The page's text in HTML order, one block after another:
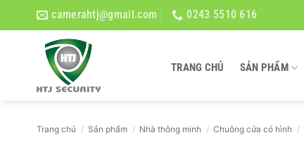
camerahtj@gmail.com 0243 5510 616
TRANG CHỦ SẢN PHẨM
Trang chủ / Sản phẩm / Nhà thông minh / Chuông cửa có hình /